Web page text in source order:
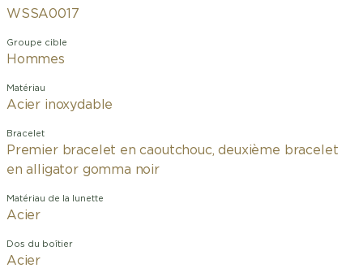
WSSA0017
Groupe cible
Hommes
Matériau
Acier inoxydable
Bracelet
Premier bracelet en caoutchouc, deuxième bracelet
en alligator gomma noir
Matériau de la lunette
Acier
Dos du boîtier
Acier